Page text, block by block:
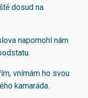
dosud na
napomohl nám
vnímám ho svou
kamaráda.